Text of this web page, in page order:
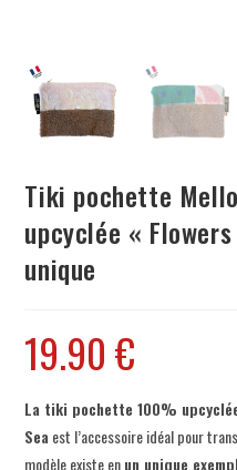
Tiki pochette
upcyclée «
unique
19.90€
La tiki pochette 100%
Sea est l’accessoire idéal pour
modèle existe enun unique